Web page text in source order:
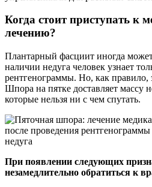
Когда стоит приступать к
лечению?
Плантарный фасциит иногда
наличии недуга человек узнает
рентгенограммы. Но, как правило,
Шпора на пятке доставляет массу
которые нельзя ни с чем спутать.
после проведения
недуга
При появлении следующих
незамедлительно обратиться к